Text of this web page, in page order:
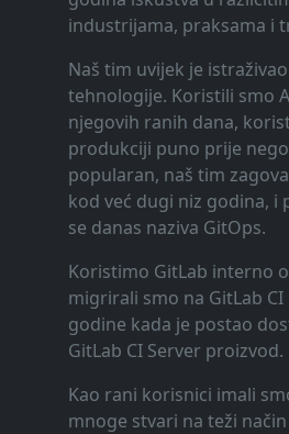
industrijama, praksama i
Naš tim uvijek je
tehnologije. Koristili smo
njegovih ranih dana,
produkciji puno prije
popularan, naš tim
kod već dugi niz godina,
se danas naziva GitOps.
Koristimo GitLab interno
migrirali smo na GitLab CI
godine kada je postao
GitLab CI Server proizvod.
Kao rani korisnici imali
mnoge stvari na teži